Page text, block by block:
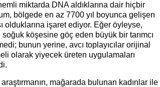
miktarda DNA aldıklarına dair hiçbir
bölgede en az 7700 yıl boyunca gelişen
olduklarına işaret ediyor. Eğer öyleyse,
soğuk köşesine göç eden büyük bir tarımcı
bunun yerine, avcı toplayıcılar orijinal
olarak yiyecek üreten uygulamaları
mağarada bulunan kadınlar ile